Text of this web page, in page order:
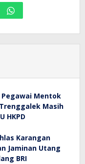
Pegawai Mentok
Masih
HKPD
Karangan
Jaminan Utang
BRI